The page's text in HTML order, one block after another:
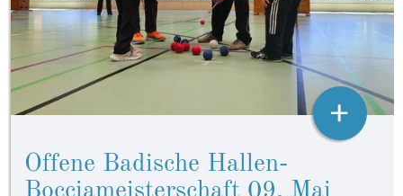
Offene Badische Hallen-
+